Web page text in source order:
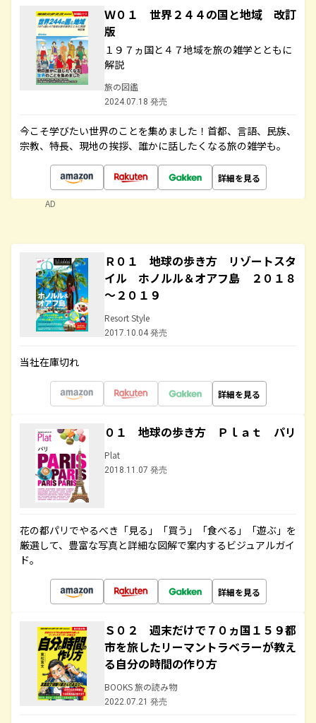
Ｗ０１ 世界２４４の国と地域 改訂
版
１９７ヵ国と４７地域を旅の雑学とともに
解説
旅の図鑑
2024.07.18 発売
今こそ学びたい世界のことを集めました！首都、言語、民族、
宗教、特長、現地の挨拶、誰かに話したくなる旅の雑学も。
詳細を見る
AD
Ｒ０１ 地球の歩き方 リゾートスタ
イル ホノルル＆オアフ島 ２０１８
～２０１９
Resort Style
2017.10.04 発売
当社在庫切れ
詳細を見る
０１ 地球の歩き方 Ｐｌａｔ パリ
Plat
2018.11.07 発売
花の都パリでやるべき「見る」「買う」「食べる」「遊ぶ」を
厳選して、豊富な写真と詳細な図解で案内するビジュアルガイ
ド。
詳細を見る
Ｓ０２ 週末だけで７０ヵ国１５９都
市を旅したリーマントラベラーが教え
る自分の時間の作り方
BOOKS 旅の読み物
2022.07.21 発売